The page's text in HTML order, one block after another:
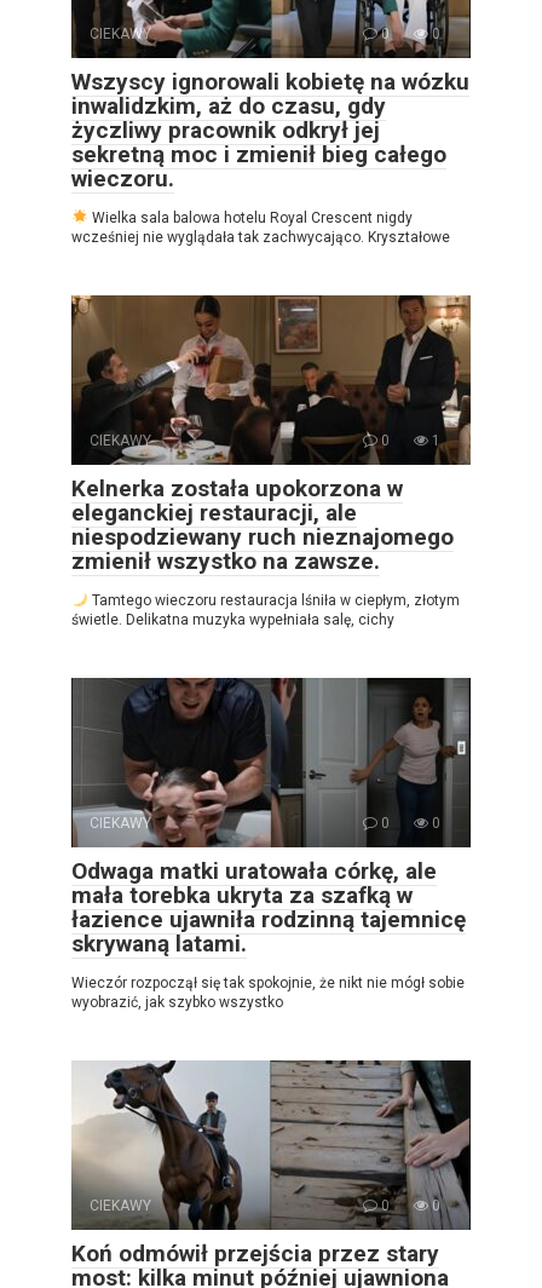
CIEKAWY 0 0
Wszyscy ignorowali kobietę na wózku
inwalidzkim, aż do czasu, gdy
życzliwy pracownik odkrył jej
sekretną moc i zmienił bieg całego
wieczoru.
Wielka sala balowa hotelu Royal Crescent nigdy
wcześniej nie wyglądała tak zachwycająco. Kryształowe
CIEKAWY 0 1
Kelnerka została upokorzona w
eleganckiej restauracji, ale
niespodziewany ruch nieznajomego
zmienił wszystko na zawsze.
Tamtego wieczoru restauracja lśniła w ciepłym, złotym
świetle. Delikatna muzyka wypełniała salę, cichy
CIEKAWY 0 0
Odwaga matki uratowała córkę, ale
mała torebka ukryta za szafką w
łazience ujawniła rodzinną tajemnicę
skrywaną latami.
Wieczór rozpoczął się tak spokojnie, że nikt nie mógł sobie
wyobrazić, jak szybko wszystko
CIEKAWY 0 0
Koń odmówił przejścia przez stary
most: kilka minut później ujawniona